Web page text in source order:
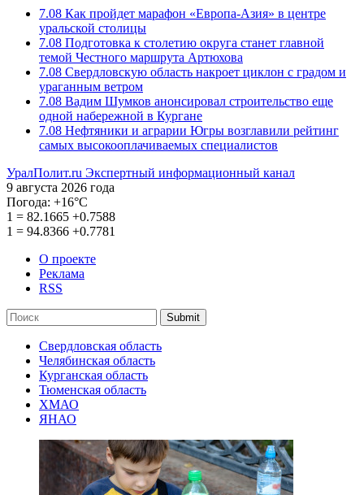
7.08 Как пройдет марафон «Европа-Азия» в центре
уральской столицы
7.08 Подготовка к столетию округа станет главной
темой Честного маршрута Артюхова
7.08 Свердловскую область накроет циклон с градом и
ураганным ветром
7.08 Вадим Шумков анонсировал строительство еще
одной набережной в Кургане
7.08 Нефтяники и аграрии Югры возглавили рейтинг
самых высокооплачиваемых специалистов
УралПолит.ru Экспертный информационный канал
9 августа 2026 года
Погода: +16°С
1 = 82.1665 +0.7588
1 = 94.8366 +0.7781
О проекте
Реклама
RSS
Submit
Свердловская область
Челябинская область
Курганская область
Тюменская область
ХМАО
ЯНАО